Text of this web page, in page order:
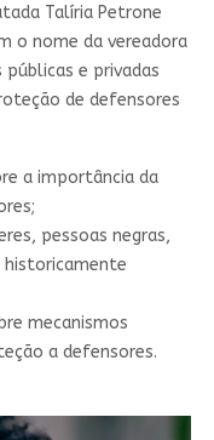
Talíria Petrone
o nome da vereadora
e privadas
de defensores
a importância da
pessoas negras,
historicamente
mecanismos
a defensores.